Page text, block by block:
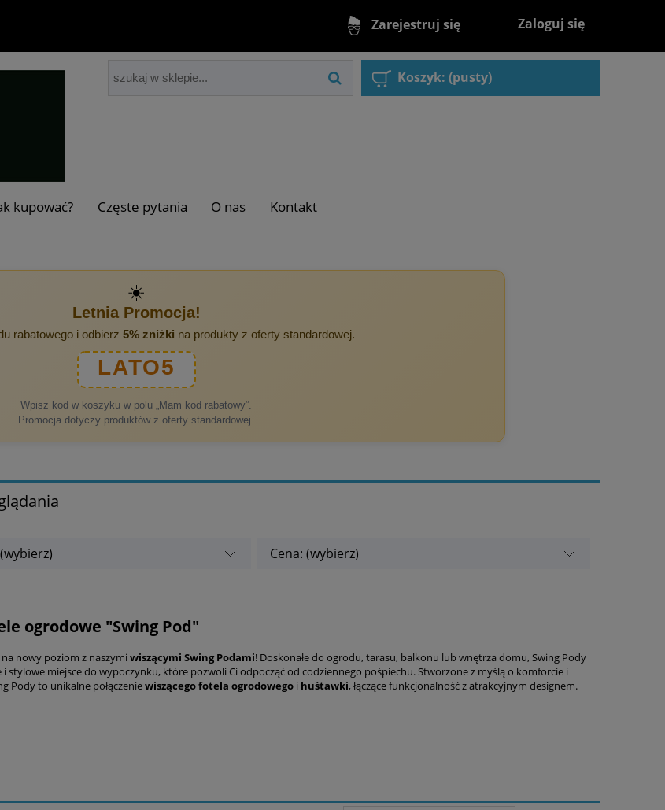
Zarejestruj się Zaloguj się
Koszyk: (pusty)
kupować? Częste pytania O nas Kontakt
☀️
Letnia Promocja!
rabatowego i odbierz 5% zniżki na produkty z oferty standardowej.
LATO5
Wpisz kod w koszyku w polu „Mam kod rabatowy”.
Promocja dotyczy produktów z oferty standardowej.
Cena: (wybierz)
ogrodowe "Swing Pod"
nowy poziom z naszymi wiszącymi Swing Podami! Doskonałe do ogrodu, tarasu, balkonu lub wnętrza domu, Swing Pody
stylowe miejsce do wypoczynku, które pozwoli Ci odpocząć od codziennego pośpiechu. Stworzone z myślą o komforcie i
Pody to unikalne połączeniewiszącegofotela ogrodowego i huśtawki, łączące funkcjonalność z atrakcyjnym designem.